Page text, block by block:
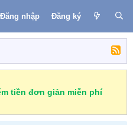
Đăng nhập Đăng ký
tiền đơn giản miễn phí